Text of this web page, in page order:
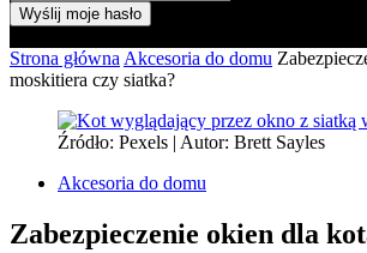
Strona główna Akcesoria do domu
moskitiera czy siatka?
Źródło: Pexels | Autor: Brett Sayles
Akcesoria do domu
Zabezpieczenie okien dla